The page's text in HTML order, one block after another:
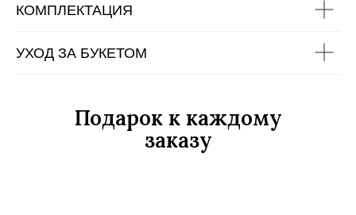
КОМПЛЕКТАЦИЯ
УХОД ЗА БУКЕТОМ
Подарок к каждому
заказу